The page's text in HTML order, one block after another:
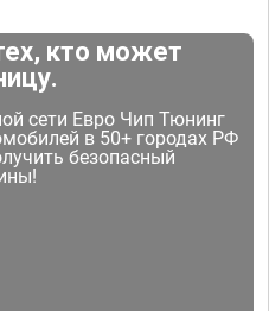
кто может
сети Евро Чип Тюнинг
в 50+ городах РФ
безопасный